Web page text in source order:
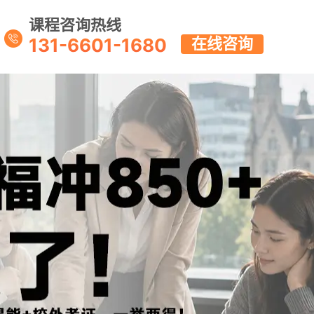
课程咨询热线
131-6601-1680 在线咨询